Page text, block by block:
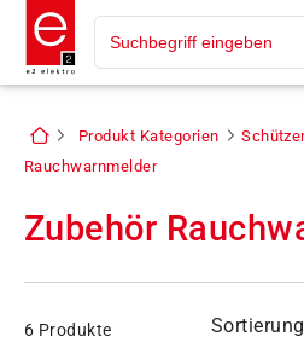
Produkt Kategorien
Rauchwarnmelder
Zubehör
6 Produkte